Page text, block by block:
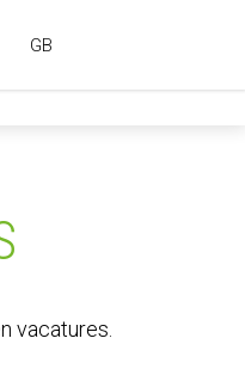
GB
vacatures.